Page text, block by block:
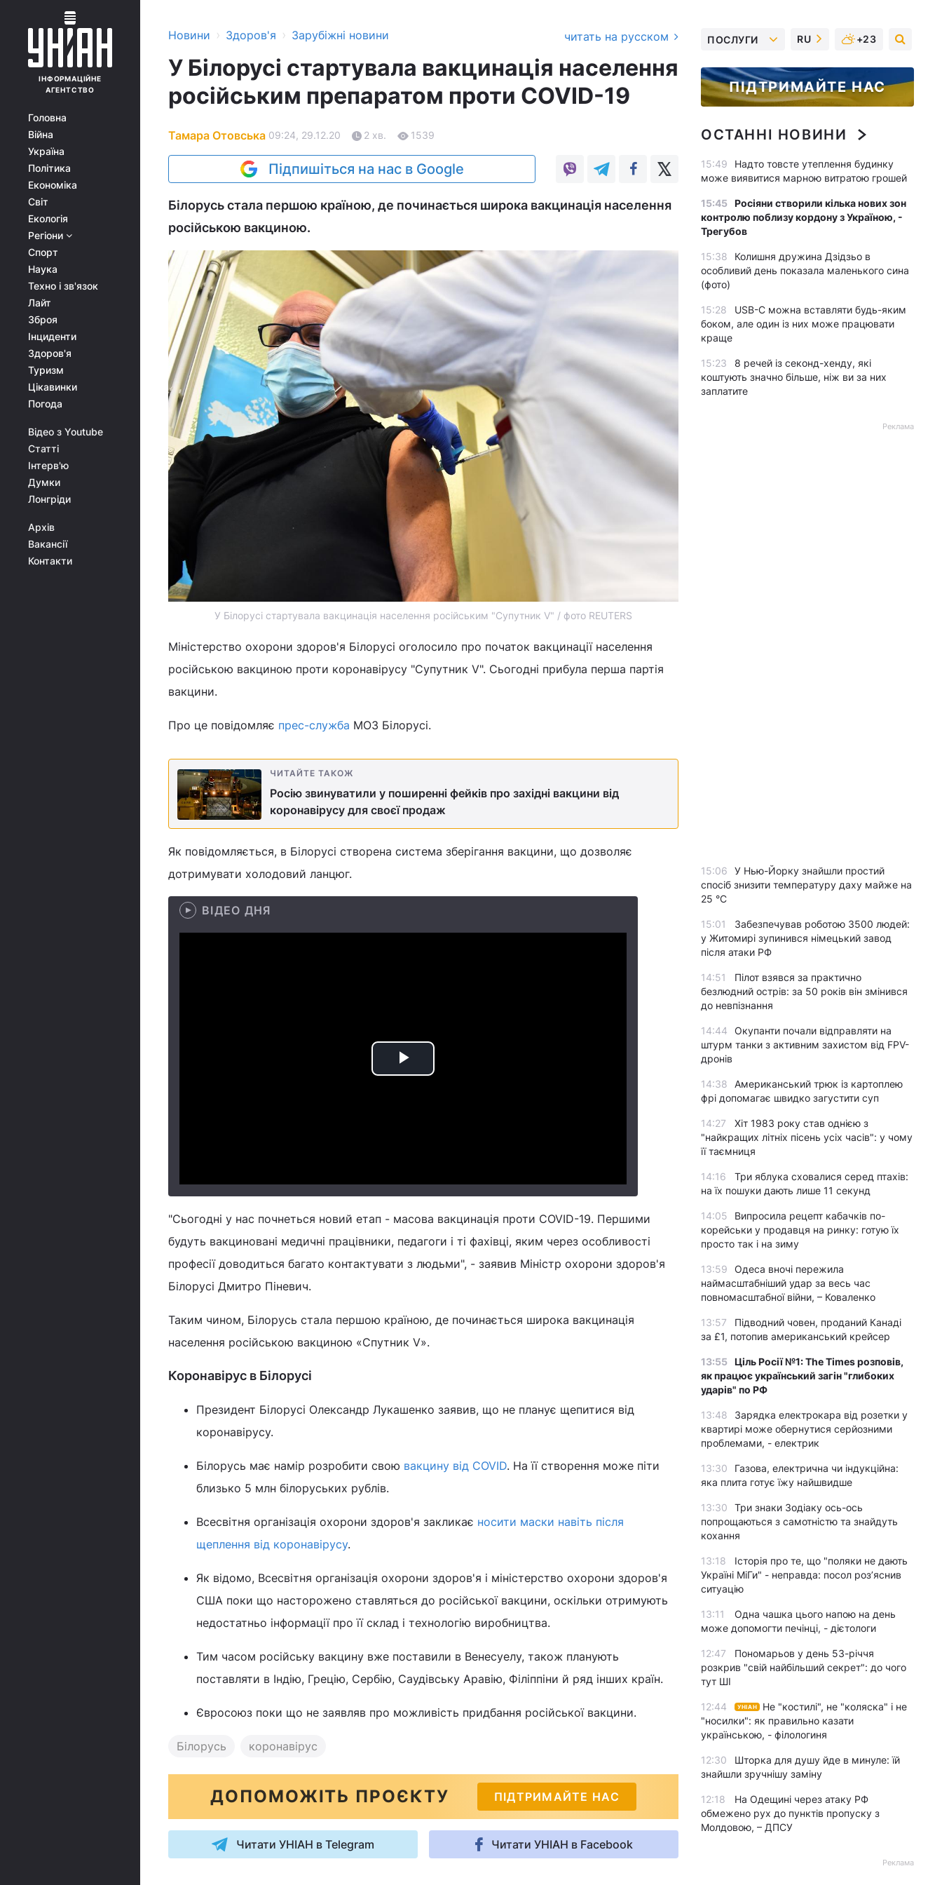
ІНФОРМАЦІЙНЕ
АГЕНТСТВО
Головна
Війна
Україна
Політика
Економіка
Світ
Екологія
Регіони
Спорт
Наука
Техно і зв'язок
Лайт
Зброя
Інциденти
Здоров'я
Туризм
Цікавинки
Погода
Відео з Youtube
Статті
Інтерв'ю
Думки
Лонгріди
Архів
Вакансії
Контакти
Новини › Здоров'я › Зарубіжні новини читать на русском
У Білорусі стартувала вакцинація населення
російським препаратом проти COVID-19
Тамара Отовська 09:24, 29.12.20 2 хв. 1539
Підпишіться на нас в Google
Білорусь стала першою країною, де починається широка вакцинація населення
російською вакциною.
У Білорусі стартувала вакцинація населення російським "Супутник V" / фото REUTERS
Міністерство охорони здоров'я Білорусі оголосило про початок вакцинації населення
російською вакциною проти коронавірусу "Супутник V". Сьогодні прибула перша партія
вакцини.
Про це повідомляє прес-служба МОЗ Білорусі.
ЧИТАЙТЕ ТАКОЖ
Росію звинуватили у поширенні фейків про західні вакцини від
коронавірусу для своєї продаж
Як повідомляється, в Білорусі створена система зберігання вакцини, що дозволяє
дотримувати холодовий ланцюг.
ВІДЕО ДНЯ
Play
"Сьогодні у нас почнеться новий етап - масова вакцинація проти COVID-19. Першими
будуть вакциновані медичні працівники, педагоги і ті фахівці, яким через особливості
професії доводиться багато контактувати з людьми", - заявив Міністр охорони здоров'я
Білорусі Дмитро Піневич.
Таким чином, Білорусь стала першою країною, де починається широка вакцинація
населення російською вакциною «Спутник V».
Коронавірус в Білорусі
Президент Білорусі Олександр Лукашенко заявив, що не планує щепитися від
коронавірусу.
Білорусь має намір розробити свою вакцину від COVID. На її створення може піти
близько 5 млн білоруських рублів.
Всесвітня організація охорони здоров'я закликає носити маски навіть після
щеплення від коронавірусу.
Як відомо, Всесвітня організація охорони здоров'я і міністерство охорони здоров'я
США поки що насторожено ставляться до російської вакцини, оскільки отримують
недостатньо інформації про її склад і технологію виробництва.
Тим часом російську вакцину вже поставили в Венесуелу, також планують
поставляти в Індію, Грецію, Сербію, Саудівську Аравію, Філіппіни й ряд інших країн.
Євросоюз поки що не заявляв про можливість придбання російської вакцини.
Білорусь коронавірус
ДОПОМОЖІТЬ ПРОЄКТУ ПІДТРИМАЙТЕ НАС
Читати УНІАН в Telegram Читати УНІАН в Facebook
ПОСЛУГИ RU +23
ПІДТРИМАЙТЕ НАС
ОСТАННІ НОВИНИ
15:49
Надто товсте утеплення будинку
може виявитися марною витратою грошей
15:45 Росіяни створили кілька нових зон
контролю поблизу кордону з Україною, -
Трегубов
15:38
Колишня дружина Дзідзьо в
особливий день показала маленького сина
(фото)
15:28
USB-C можна вставляти будь-яким
боком, але один із них може працювати
краще
15:23
8 речей із секонд-хенду, які
коштують значно більше, ніж ви за них
заплатите
Реклама
15:06
У Нью-Йорку знайшли простий
спосіб знизити температуру даху майже на
25 °C
15:01
Забезпечував роботою 3500 людей:
у Житомирі зупинився німецький завод
після атаки РФ
14:51
Пілот взявся за практично
безлюдний острів: за 50 років він змінився
до невпізнання
14:44
Окупанти почали відправляти на
штурм танки з активним захистом від FPV-
дронів
14:38
Американський трюк із картоплею
фрі допомагає швидко загустити суп
14:27
Хіт 1983 року став однією з
"найкращих літніх пісень усіх часів": у чому
її таємниця
14:16
Три яблука сховалися серед птахів:
на їх пошуки дають лише 11 секунд
14:05
Випросила рецепт кабачків по-
корейськи у продавця на ринку: готую їх
просто так і на зиму
13:59
Одеса вночі пережила
наймасштабніший удар за весь час
повномасштабної війни, – Коваленко
13:57
Підводний човен, проданий Канаді
за £1, потопив американський крейсер
13:55 Ціль Росії №1: The Times розповів,
як працює український загін "глибоких
ударів" по РФ
13:48
Зарядка електрокара від розетки у
квартирі може обернутися серйозними
проблемами, - електрик
13:30
Газова, електрична чи індукційна:
яка плита готує їжу найшвидше
13:30
Три знаки Зодіаку ось-ось
попрощаються з самотністю та знайдуть
кохання
13:18
Історія про те, що "поляки не дають
Україні МіГи" - неправда: посол роз’яснив
ситуацію
13:11
Одна чашка цього напою на день
може допомогти печінці, - дієтологи
12:47
Пономарьов у день 53-річчя
розкрив "свій найбільший секрет": до чого
тут ШІ
12:44 УНІАН
Не "костилі", не "коляска" і не
"носилки": як правильно казати
українською, - філологиня
12:30
Шторка для душу йде в минуле: їй
знайшли зручнішу заміну
12:18
На Одещині через атаку РФ
обмежено рух до пунктів пропуску з
Молдовою, – ДПСУ
Реклама